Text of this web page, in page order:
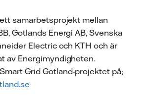
samarbetsprojekt mellan
Gotlands Energi AB, Svenska
Electric och KTH och är
av Energimyndigheten.
Grid Gotland-projektet på;